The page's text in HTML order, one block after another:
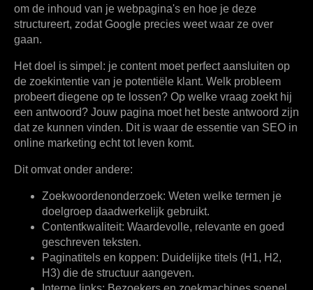
om de inhoud van je webpagina's en hoe je deze
structureert, zodat Google precies weet waar ze over
gaan.
Het doel is simpel: je content moet perfect aansluiten op
de zoekintentie van je potentiële klant. Welk probleem
probeert diegene op te lossen? Op welke vraag zoekt hij
een antwoord? Jouw pagina moet het beste antwoord zijn
dat ze kunnen vinden. Dit is waar de essentie van SEO in
online marketing echt tot leven komt.
Dit omvat onder andere:
Zoekwoordenonderzoek: Weten welke termen je
doelgroep daadwerkelijk gebruikt.
Contentkwaliteit: Waardevolle, relevante en goed
geschreven teksten.
Paginatitels en koppen: Duidelijke titels (H1, H2,
H3) die de structuur aangeven.